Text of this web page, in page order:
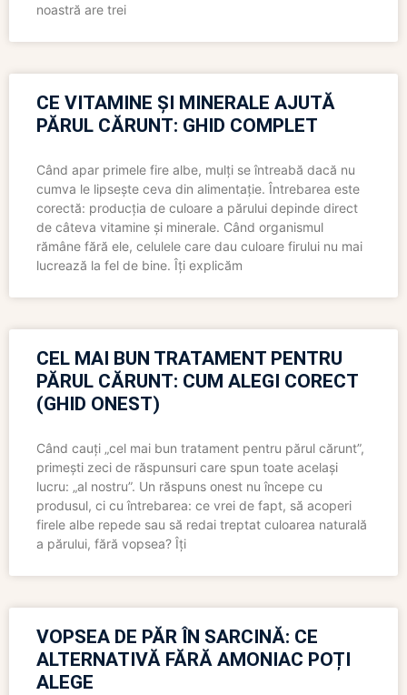
noastră are trei
CE VITAMINE ȘI MINERALE AJUTĂ
PĂRUL CĂRUNT: GHID COMPLET
Când apar primele fire albe, mulți se întreabă dacă nu
cumva le lipsește ceva din alimentație. Întrebarea este
corectă: producția de culoare a părului depinde direct
de câteva vitamine și minerale. Când organismul
rămâne fără ele, celulele care dau culoare firului nu mai
lucrează la fel de bine. Îți explicăm
CEL MAI BUN TRATAMENT PENTRU
PĂRUL CĂRUNT: CUM ALEGI CORECT
(GHID ONEST)
Când cauți „cel mai bun tratament pentru părul cărunt”,
primești zeci de răspunsuri care spun toate același
lucru: „al nostru”. Un răspuns onest nu începe cu
produsul, ci cu întrebarea: ce vrei de fapt, să acoperi
firele albe repede sau să redai treptat culoarea naturală
a părului, fără vopsea? Îți
VOPSEA DE PĂR ÎN SARCINĂ: CE
ALTERNATIVĂ FĂRĂ AMONIAC POȚI
ALEGE